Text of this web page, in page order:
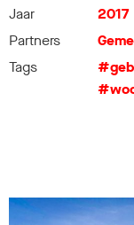
Jaar
2017
Partners
Tags